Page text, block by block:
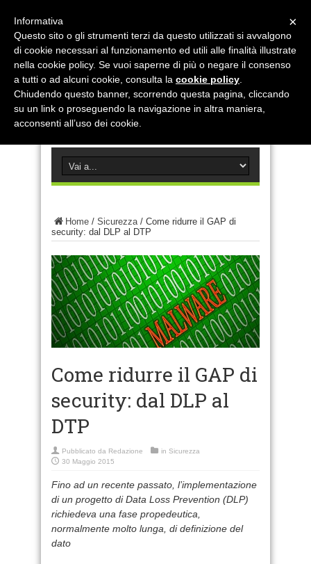
Home / Sicurezza/ Come ridurre il GAP di
security: dal DLP al DTP
Come ridurre il GAP di
security: dal DLP al
DTP
Pubblicato da Redazione in Sicurezza
30 Maggio 2015
Fino ad un recente passato, l’implementazione
di un progetto di Data Loss Prevention (DLP)
richiedeva una fase propedeutica,
normalmente molto lunga, di definizione del
dato
×
Informativa
Questo sito o gli strumenti terzi da questo utilizzati si avvalgono
di cookie necessari al funzionamento ed utili alle finalità illustrate
nella cookie policy. Se vuoi saperne di più o negare il consenso
a tutti o ad alcuni cookie, consulta la cookie policy
Chiudendo questo banner, scorrendo questa pagina, cliccando
su un link o proseguendo la navigazione in altra maniera,
acconsenti all’uso dei cookie.